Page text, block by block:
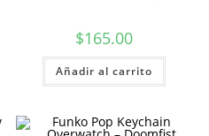
$165.00
Añadir al carrito